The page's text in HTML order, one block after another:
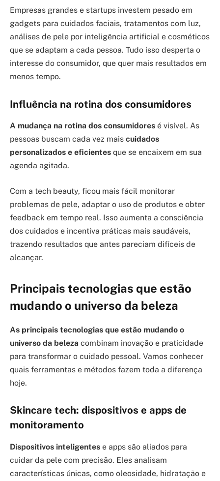
Empresas grandes e startups investem pesado em
gadgets para cuidados faciais, tratamentos com luz,
análises de pele por inteligência artificial e cosméticos
que se adaptam a cada pessoa. Tudo isso desperta o
interesse do consumidor, que quer mais resultados em
menos tempo.
Influência na rotina dos consumidores
A mudança na rotina dos consumidores é visível. As
pessoas buscam cada vez mais cuidados
personalizados e eficientes que se encaixem em sua
agenda agitada.
Com a tech beauty, ficou mais fácil monitorar
problemas de pele, adaptar o uso de produtos e obter
feedback em tempo real. Isso aumenta a consciência
dos cuidados e incentiva práticas mais saudáveis,
trazendo resultados que antes pareciam difíceis de
alcançar.
Principais tecnologias que estão
mudando o universo da beleza
As principais tecnologias que estão mudando o
universo da beleza combinam inovação e praticidade
para transformar o cuidado pessoal. Vamos conhecer
quais ferramentas e métodos fazem toda a diferença
hoje.
Skincare tech: dispositivos e apps de
monitoramento
Dispositivos inteligentes e apps são aliados para
cuidar da pele com precisão. Eles analisam
características únicas, como oleosidade, hidratação e